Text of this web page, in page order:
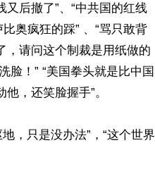
又后撤了”、“中共国的红线
奥疯狂的踩” 、“骂只敢背
，请问这个制裁是用纸做的
脸！” “美国拳头就是比中国
，还笑脸握手”。
，只是没办法”，“这个世界